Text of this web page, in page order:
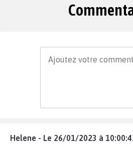
Helene - Le 26/01/2023 à